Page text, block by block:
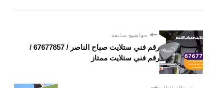
مواضيع سابقة
رقم فني ستلايت صباح الناصر / 67677857 /
رقم فني ستلايت ممتاز